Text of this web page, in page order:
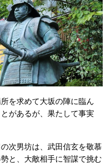
を求めて大坂の陣に臨ん
があるが、果たして事実
次男坊は、武田信玄を敬慕
と、大敵相手に智謀で挑む